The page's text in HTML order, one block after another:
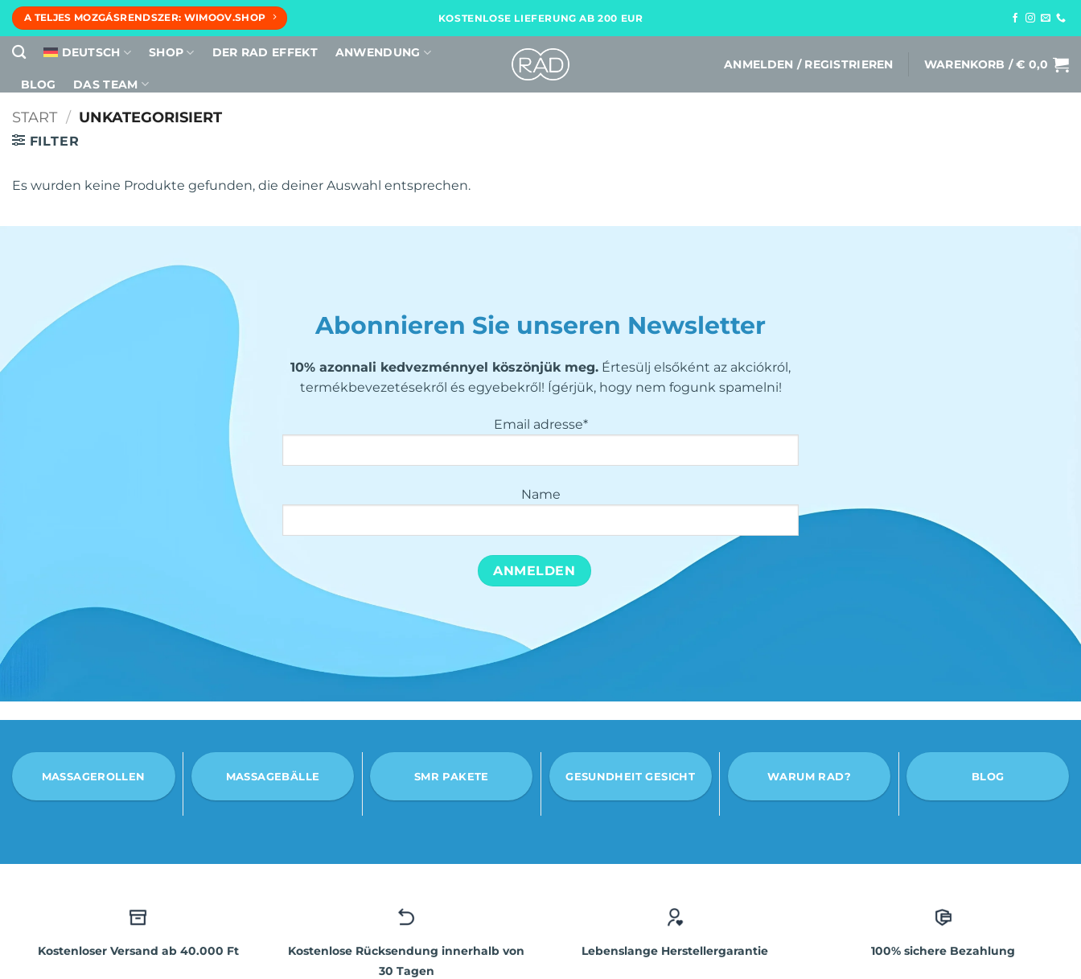
Zum
Inhalt
springen
A TELJES MOZGÁSRENDSZER: WIMOOV.SHOP KOSTENLOSE LIEFERUNG AB 200 EUR
DEUTSCH SHOP DER RAD EFFEKT ANWENDUNG
BLOG DAS TEAM
ANMELDEN / REGISTRIEREN WARENKORB /€ 0,0
START / UNKATEGORISIERT
FILTER
Es wurden keine Produkte gefunden, die deiner Auswahl entsprechen.
Abonnieren Sie unseren Newsletter
10% azonnali kedvezménnyel köszönjük meg. Értesülj elsőként az akciókról,
termékbevezetésekről és egyebekről! Ígérjük, hogy nem fogunk spamelni!
Email adresse*
Name
MASSAGEROLLEN MASSAGEBÄLLE SMR PAKETE GESUNDHEIT GESICHT WARUM RAD? BLOG
Kostenloser Versand ab 40.000 Ft
Kostenlose Rücksendung innerhalb von
30 Tagen
Lebenslange Herstellergarantie 100% sichere Bezahlung